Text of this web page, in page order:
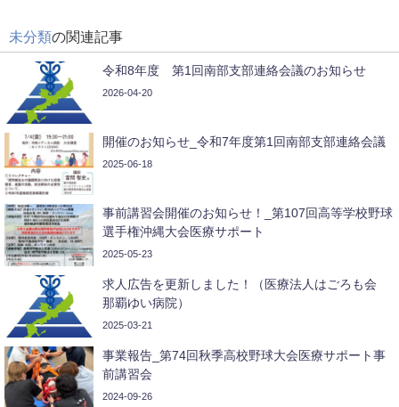
未分類の関連記事
令和8年度 第1回南部支部連絡会議のお知らせ
2026-04-20
開催のお知らせ_令和7年度第1回南部支部連絡会議
2025-06-18
事前講習会開催のお知らせ！_第107回高等学校野球
選手権沖縄大会医療サポート
2025-05-23
求人広告を更新しました！（医療法人はごろも会
那覇ゆい病院）
2025-03-21
事業報告_第74回秋季高校野球大会医療サポート事
前講習会
2024-09-26